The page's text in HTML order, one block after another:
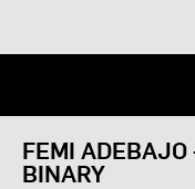
FEMI ADEBAJO
BINARY